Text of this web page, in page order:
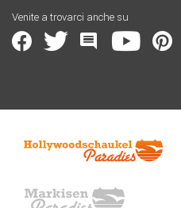
Venite a trovarci anche su